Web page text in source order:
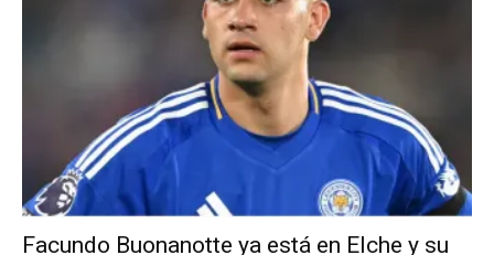
Facundo Buonanotte ya está en Elche y su